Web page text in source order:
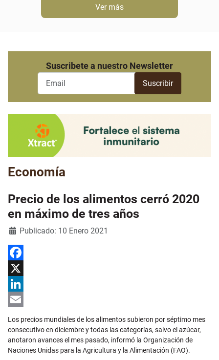
Ver más
Suscribete a nuestro Newsletter
Economía
Precio de los alimentos cerró 2020
en máximo de tres años
Detalles
Publicado: 10 Enero 2021
Facebook
X
LinkedIn
Los precios mundiales de los alimentos subieron por séptimo mes
consecutivo en diciembre y todas las categorías, salvo el azúcar,
anotaron avances el mes pasado, informó la Organización de
Naciones Unidas para la Agricultura y la Alimentación (FAO).